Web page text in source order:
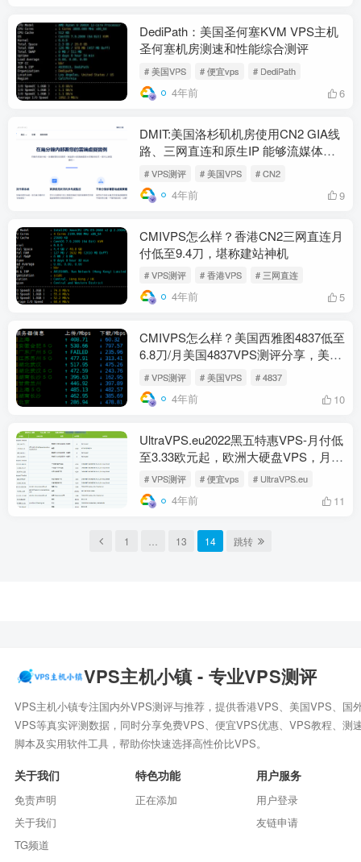
DediPath：美国圣何塞KVM VPS主机
圣何塞机房测速和性能综合测评
# 美国VPS # 便宜vps # DediPath
4年前 6
DMIT:美国洛杉矶机房使用CN2 GIA线
路、三网直连和原生IP 能够流媒体解
锁
# VPS测评 # 美国VPS # CN2
4年前 9
CMIVPS怎么样？香港CN2三网直连月
付低至9.4刀，堪称建站神机
# VPS测评 # 香港VPS # 三网直连
4年前 5
CMIVPS怎么样？美国西雅图4837低至
6.8刀/月美国4837VPS测评分享，美国
原生IP，解锁美区流媒体
# VPS测评 # 美国VPS # 4837
4年前 10
UltraVPS.eu2022黑五特惠VPS-月付低
至3.33欧元起，欧洲大硬盘VPS，月付
4欧起
# VPS测评 # 便宜vps # UltraVPS.eu
4年前 11
1 13 14 跳转
VPS主机小镇 - 专业VPS测评
VPS主机小镇专注国内外VPS测评与推荐，提供香港VPS、美国VPS、国
VPS等真实评测数据，同时分享免费VPS、便宜VPS优惠、VPS教程、测
脚本及实用软件工具，帮助你快速选择高性价比VPS。
关于我们
免责声明
关于我们
TG频道
特色功能
正在添加
用户服务
用户登录
友链申请